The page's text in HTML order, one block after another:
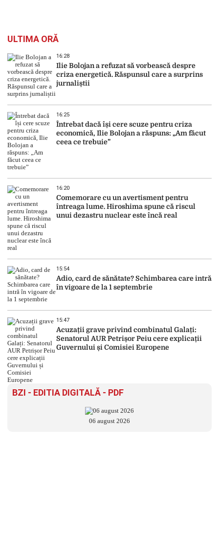
ULTIMA ORĂ
16:28
Ilie Bolojan a refuzat să vorbească despre
criza energetică. Răspunsul care a surprins
jurnaliștii
16:25
Întrebat dacă își cere scuze pentru criza
economică, Ilie Bolojan a răspuns: „Am făcut
ceea ce trebuie”
16:20
Comemorare cu un avertisment pentru
întreaga lume. Hiroshima spune că riscul
unui dezastru nuclear este încă real
15:54
Adio, card de sănătate? Schimbarea care intră
în vigoare de la 1 septembrie
15:47
Acuzații grave privind combinatul Galați:
Senatorul AUR Petrișor Peiu cere explicații
Guvernului și Comisiei Europene
BZI - EDITIA DIGITALĂ - PDF
06 august 2026